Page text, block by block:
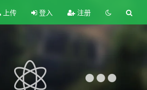
上传 登入 注册